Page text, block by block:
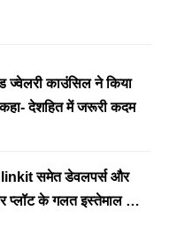
काउंसिल ने किया
देशहित में जरूरी कदम
समेत डेवलपर्स और
प्लॉट के गलत इस्तेमाल का